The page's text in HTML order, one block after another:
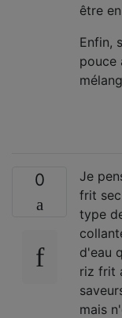
être
Enfin,
pouce
0
Je
frit
type
d'eau
riz frit
mais